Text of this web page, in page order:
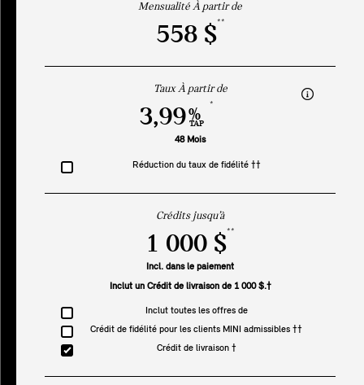
Mensualité À partir de
558 $**
Taux À partir de
3,99%
TAP
*
48 Mois
Réduction du taux de fidélité ††
Crédits jusqu’à
1 000 $**
Incl. dans le paiement
Inclut un Crédit de livraison de 1 000 $.†
Inclut toutes les offres de
Crédit de fidélité pour les clients MINI admissibles ††
Crédit de livraison †